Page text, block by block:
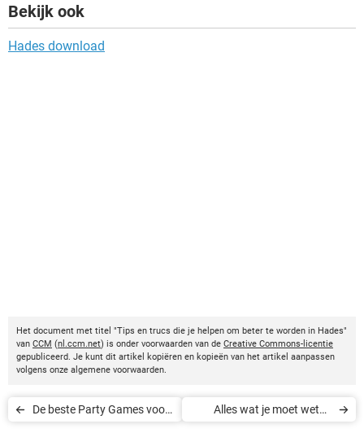
Bekijk ook
Hades download
Het document met titel "Tips en trucs die je helpen om beter te worden in Hades"
van CCM (nl.ccm.net) is onder voorwaarden van de Creative Commons-licentie
gepubliceerd. Je kunt dit artikel kopiëren en kopieën van het artikel aanpassen
volgens onze algemene voorwaarden.
De beste Party Games voor
Alles wat je moet weten